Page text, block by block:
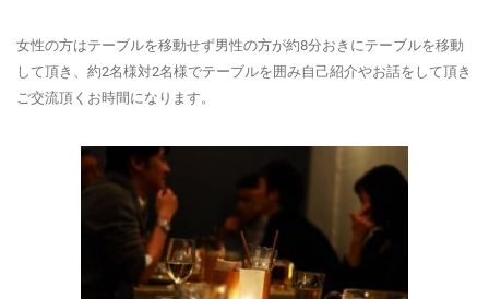
女性の方はテーブルを移動せず男性の方が約8分おきにテーブルを移動
して頂き、約2名様対2名様でテーブルを囲み自己紹介やお話をして頂き
ご交流頂くお時間になります。